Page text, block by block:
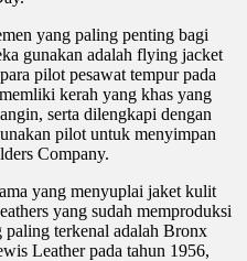
yang paling penting bagi
gunakan adalah flying jacket
pilot pesawat tempur pada
kerah yang khas yang
serta dilengkapi dengan
pilot untuk menyimpan
Company.
yang menyuplai jaket kulit
yang sudah memproduksi
terkenal adalah Bronx
Leather pada tahun 1956,